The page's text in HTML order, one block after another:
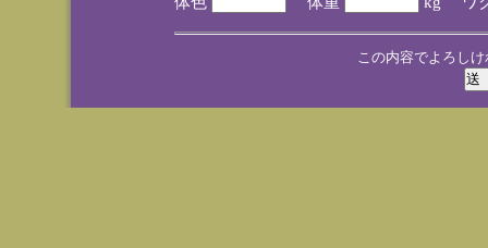
この内容でよろし